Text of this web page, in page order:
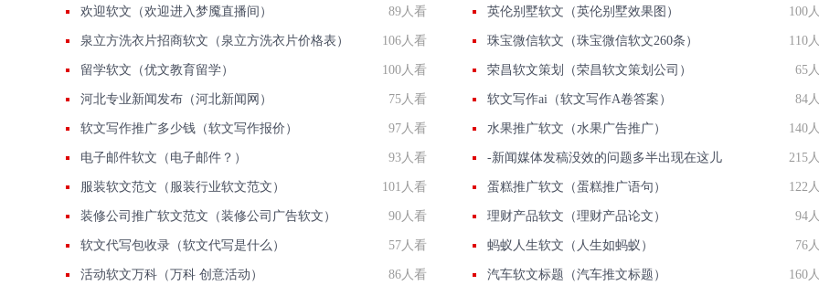
欢迎软文（欢迎进入梦魇直播间） 89人看 英伦别墅软文（英伦别墅效果图） 100
泉立方洗衣片招商软文（泉立方洗衣片价格表） 106人看 珠宝微信软文（珠宝微信软文260条） 110
留学软文（优文教育留学） 100人看 荣昌软文策划（荣昌软文策划公司） 65
河北专业新闻发布（河北新闻网） 75人看 软文写作ai（软文写作A卷答案） 84
软文写作推广多少钱（软文写作报价） 97人看 水果推广软文（水果广告推广） 140
电子邮件软文（电子邮件？） 93人看 -新闻媒体发稿没效的问题多半出现在这儿 215
服装软文范文（服装行业软文范文） 101人看 蛋糕推广软文（蛋糕推广语句） 122
装修公司推广软文范文（装修公司广告软文） 90人看 理财产品软文（理财产品论文） 94
软文代写包收录（软文代写是什么） 57人看 蚂蚁人生软文（人生如蚂蚁） 76
活动软文万科（万科 创意活动） 86人看 汽车软文标题（汽车推文标题） 160